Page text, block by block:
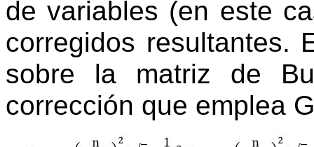
de variables (en este
corregidos resultantes.
sobre la matriz de
corrección que emplea